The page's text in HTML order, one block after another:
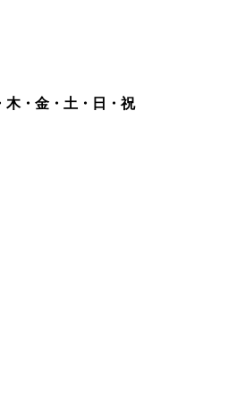
木・金・土・日・祝